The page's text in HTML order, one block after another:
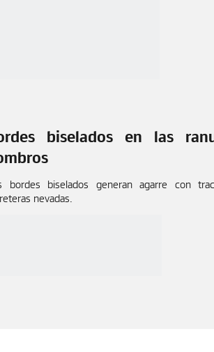
biselados en las
bordes biselados generan agarre con
nevadas.